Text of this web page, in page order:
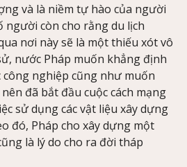
và là niềm tự hào của người
người còn cho rằng du lịch
nơi này sẽ là một thiếu xót vô
nước Pháp muốn khẳng định
công nghiệp cũng như muốn
đã bắt đầu cuộc cách mạng
sử dụng các vật liệu xây dựng
đó, Pháp cho xây dựng một
là lý do cho ra đời tháp